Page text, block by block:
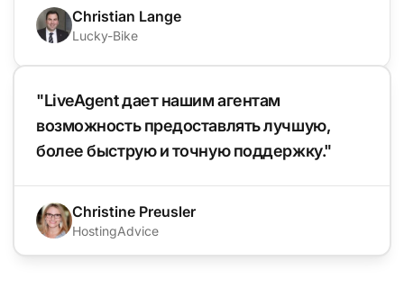
Christian Lange
Lucky-Bike
"LiveAgent дает нашим агентам
возможность предоставлять лучшую,
более быструю и точную поддержку."
Christine Preusler
HostingAdvice